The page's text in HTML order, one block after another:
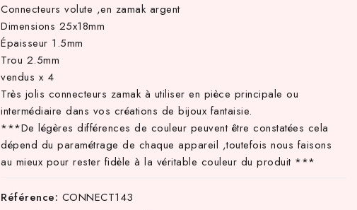
Connecteurs volute ,en zamak argent
Dimensions 25x18mm
Épaisseur 1.5mm
Trou 2.5mm
vendus x 4
Très jolis connecteurs zamak à utiliser en pièce principale ou
intermédiaire dans vos créations de bijoux fantaisie.
***De légères différences de couleur peuvent être constatées cela
dépend du paramétrage de chaque appareil ,toutefois nous faisons
au mieux pour rester fidèle à la véritable couleur du produit ***
Référence: CONNECT143